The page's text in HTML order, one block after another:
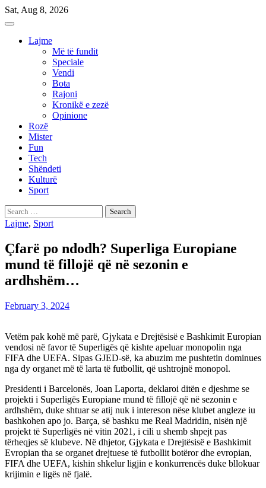
Skip
to
Sat, Aug 8, 2026
Lajme
Më të fundit
Speciale
Vendi
Bota
Rajoni
Kronikë e zezë
Opinione
Rozë
Mister
Fun
Tech
Shëndeti
Kulturë
Sport
Search
for:
Lajme, Sport
Çfarë po ndodh? Superliga Europiane
mund të fillojë që në sezonin e
ardhshëm…
February 3, 2024
Vetëm pak kohë më parë, Gjykata e Drejtësisë e Bashkimit Europian
vendosi në favor të Superligës që kishte apeluar monopolin nga
FIFA dhe UEFA. Sipas GJED-së, ka abuzim me pushtetin dominues
nga dy organet më të larta të futbollit, që ushtrojnë monopol.
Presidenti i Barcelonës, Joan Laporta, deklaroi ditën e djeshme se
projekti i Superligës Europiane mund të fillojë që në sezonin e
ardhshëm, duke shtuar se atij nuk i intereson nëse klubet angleze iu
bashkohen apo jo. Barça, së bashku me Real Madridin, nisën një
projekt të Superligës në vitin 2021, i cili u shemb shpejt pas
tërheqjes së klubeve. Në dhjetor, Gjykata e Drejtësisë e Bashkimit
Evropian tha se organet drejtuese të futbollit botëror dhe evropian,
FIFA dhe UEFA, kishin shkelur ligjin e konkurrencës duke bllokuar
krijimin e ligës në fjalë.